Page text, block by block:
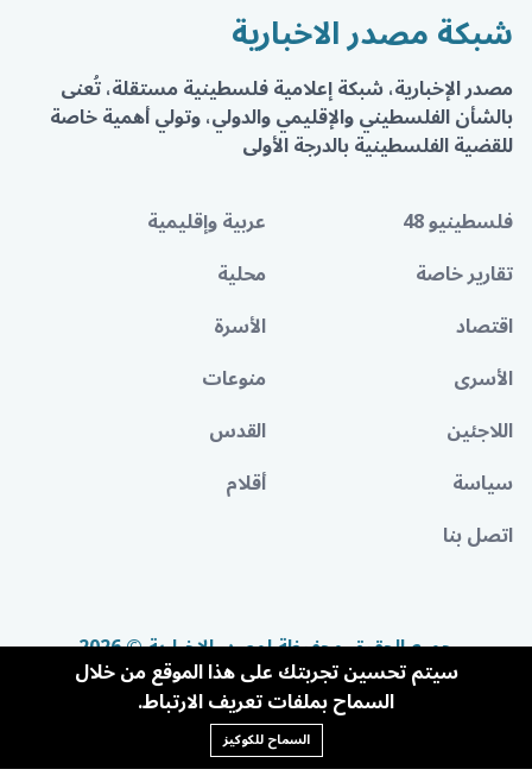
شبكة مصدر الاخبارية
مصدر الإخبارية، شبكة إعلامية فلسطينية مستقلة، تُعنى
بالشأن الفلسطيني والإقليمي والدولي، وتولي أهمية خاصة
للقضية الفلسطينية بالدرجة الأولى
فلسطينيو 48
عربية وإقليمية
تقارير خاصة
محلية
اقتصاد
الأسرة
الأسرى
منوعات
اللاجئين
القدس
سياسة
أقلام
اتصل بنا
جميع الحقوق محفوظة لمصدر الإخبارية © 2026
Powered By BandoraCMS
سيتم تحسين تجربتك على هذا الموقع من خلال
السماح بملفات تعريف الارتباط.
السماح للكوكيز